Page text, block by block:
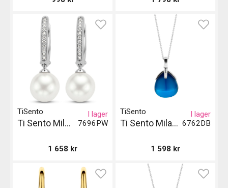
7696PW
TiSento
Ti Sento Milano Örhängen
I lager
1 658 kr
6762DB
TiSento
Ti Sento Milano Pendant - Blå
I lager
1 598 kr